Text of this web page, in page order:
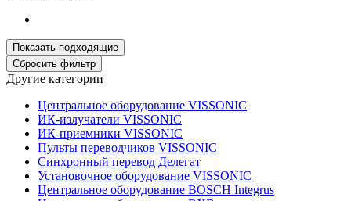
Другие категории
Центральное оборудование VISSONIC
ИК-излучатели VISSONIC
ИК-приемники VISSONIC
Пульты переводчиков VISSONIC
Синхронный перевод Делегат
Установочное оборудование VISSONIC
Центральное оборудование BOSCH Integrus